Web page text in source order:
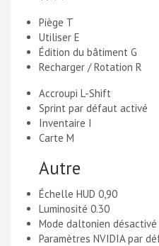
Piège T
Utiliser E
Édition du bâtiment G
Recharger / Rotation R
Accroupi L-Shift
Sprint par défaut activé
Inventaire I
Carte M
Autre
Échelle HUD 0,90
Luminosité 0.30
Mode daltonien désactivé
Paramètres NVIDIA par